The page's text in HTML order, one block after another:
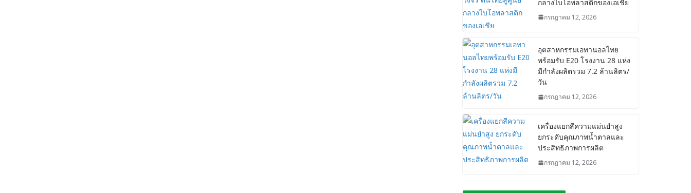
กลางไบโอพลาสติกของเอเชีย
กรกฎาคม 12, 2026
อุตสาหกรรมเอทานอลไทย
พร้อมรับ E20 โรงงาน 28 แห่ง
มีกำลังผลิตรวม 7.2 ล้านลิตร/
วัน
กรกฎาคม 12, 2026
เครื่องแยกสีความแม่นยำสูง
ยกระดับคุณภาพน้ำตาลและ
ประสิทธิภาพการผลิต
กรกฎาคม 12, 2026